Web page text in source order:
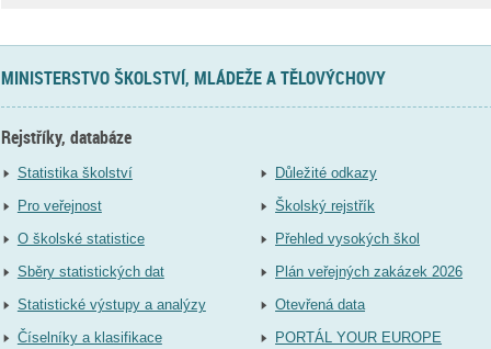
MINISTERSTVO ŠKOLSTVÍ, MLÁDEŽE A TĚLOVÝCHOVY
Rejstříky, databáze
Statistika školství
Pro veřejnost
O školské statistice
Sběry statistických dat
Statistické výstupy a analýzy
Číselníky a klasifikace
Důležité odkazy
Školský rejstřík
Přehled vysokých škol
Plán veřejných zakázek 2026
Otevřená data
PORTÁL YOUR EUROPE